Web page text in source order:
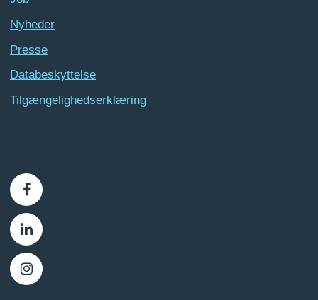
Nyheder
Presse
Databeskyttelse
Tilgængelighedserklæring